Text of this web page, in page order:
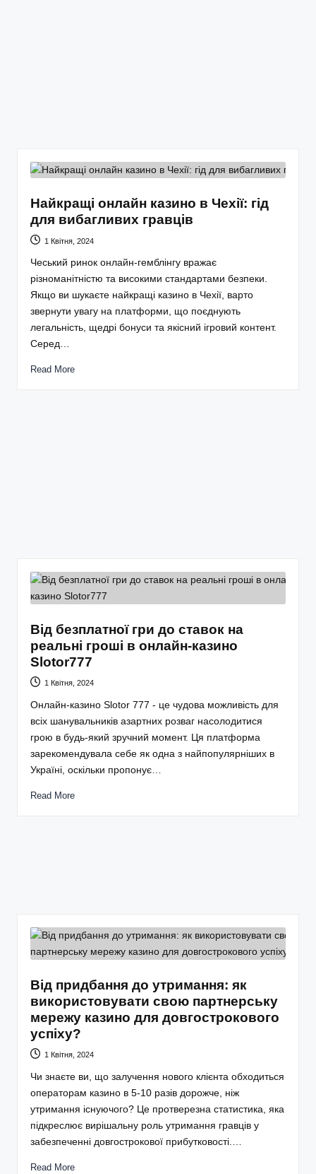
Найкращі онлайн казино в Чехії: гід
для вибагливих гравців
1 Квітня, 2024
Чеський ринок онлайн-гемблінгу вражає
різноманітністю та високими стандартами безпеки.
Якщо ви шукаєте найкращі казино в Чехії, варто
звернути увагу на платформи, що поєднують
легальність, щедрі бонуси та якісний ігровий контент.
Серед…
Read More
Від безплатної гри до ставок на
реальні гроші в онлайн-казино
Slotor777
1 Квітня, 2024
Онлайн-казино Slotor 777 - це чудова можливість для
всіх шанувальників азартних розваг насолодитися
грою в будь-який зручний момент. Ця платформа
зарекомендувала себе як одна з найпопулярніших в
Україні, оскільки пропонує…
Read More
Від придбання до утримання: як
використовувати свою партнерську
мережу казино для довгострокового
успіху?
1 Квітня, 2024
Чи знаєте ви, що залучення нового клієнта обходиться
операторам казино в 5-10 разів дорожче, ніж
утримання існуючого? Це протверезна статистика, яка
підкреслює вирішальну роль утримання гравців у
забезпеченні довгострокової прибутковості.…
Read More